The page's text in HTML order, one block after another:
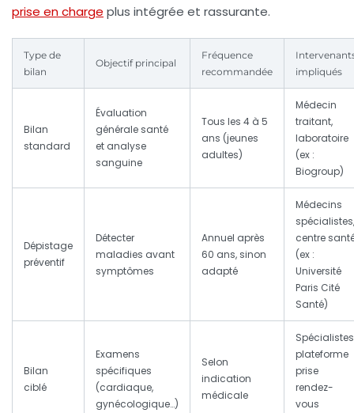
prise en charge plus intégrée et rassurante.
Type de
bilan
Objectif principal
Fréquence
recommandée
impliqués
Bilan
standard
Évaluation
générale santé
et analyse
sanguine
Tous les 4 à 5
ans (jeunes
adultes)
Médecin
traitant,
laboratoire
(ex :
Biogroup)
Dépistage
préventif
Détecter
maladies avant
symptômes
Annuel après
60 ans, sinon
adapté
Médecins
spécialistes,
centre
(ex :
Université
Paris Cité
Santé)
Bilan
ciblé
Examens
spécifiques
(cardiaque,
gynécologique…)
Selon
indication
médicale
plateforme
prise
rendez-
vous